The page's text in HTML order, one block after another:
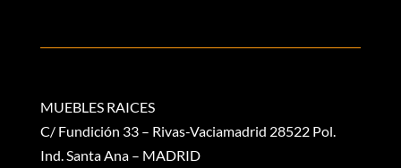
MUEBLES RAICES
C/ Fundición 33 – Rivas-Vaciamadrid 28522 Pol.
Ind. Santa Ana – MADRID